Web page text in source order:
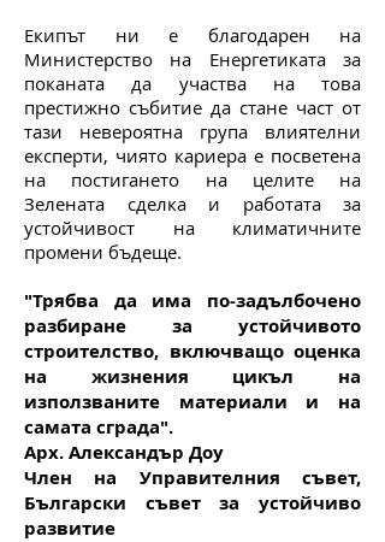
Екипът ни е благодарен на
Министерство на Енергетиката за
поканата да участва на това
престижно събитие да стане част от
тази невероятна група влиятелни
експерти, чиято кариера е посветена
на постигането на целите на
Зелената сделка и работата за
устойчивост на климатичните
промени бъдеще.
"Трябва да има по-задълбочено
разбиране за устойчивото
строителство, включващо оценка
на жизнения цикъл на
използваните материали и на
самата сграда".
Арх. Александър Доу
Член на Управителния съвет,
Български съвет за устойчиво
развитие